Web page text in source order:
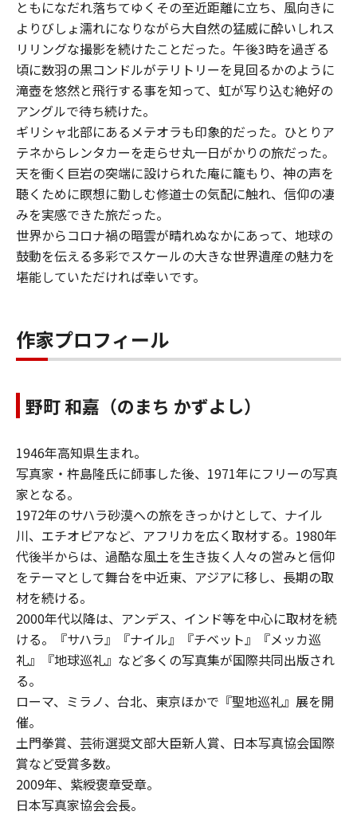
ともになだれ落ちてゆくその至近距離に立ち、風向きに
よりびしょ濡れになりながら大自然の猛威に酔いしれス
リリングな撮影を続けたことだった。午後3時を過ぎる
頃に数羽の黒コンドルがテリトリーを見回るかのように
滝壺を悠然と飛行する事を知って、虹が写り込む絶好の
アングルで待ち続けた。
ギリシャ北部にあるメテオラも印象的だった。ひとりア
テネからレンタカーを走らせ丸一日がかりの旅だった。
天を衝く巨岩の突端に設けられた庵に籠もり、神の声を
聴くために瞑想に勤しむ修道士の気配に触れ、信仰の凄
みを実感できた旅だった。
世界からコロナ禍の暗雲が晴れぬなかにあって、地球の
鼓動を伝える多彩でスケールの大きな世界遺産の魅力を
堪能していただければ幸いです。
作家プロフィール
野町 和嘉（のまち かずよし）
1946年高知県生まれ。
写真家・杵島隆氏に師事した後、1971年にフリーの写真
家となる。
1972年のサハラ砂漠への旅をきっかけとして、ナイル
川、エチオピアなど、アフリカを広く取材する。1980年
代後半からは、過酷な風土を生き抜く人々の営みと信仰
をテーマとして舞台を中近東、アジアに移し、長期の取
材を続ける。
2000年代以降は、アンデス、インド等を中心に取材を続
ける。『サハラ』『ナイル』『チベット』『メッカ巡
礼』『地球巡礼』など多くの写真集が国際共同出版され
る。
ローマ、ミラノ、台北、東京ほかで『聖地巡礼』展を開
催。
土門拳賞、芸術選奨文部大臣新人賞、日本写真協会国際
賞など受賞多数。
2009年、紫綬褒章受章。
日本写真家協会会長。